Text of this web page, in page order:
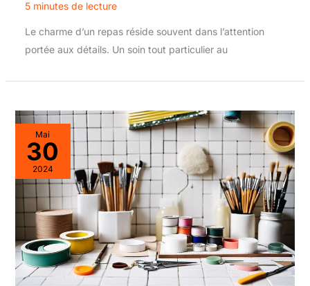
5 minutes de lecture
Le charme d’un repas réside souvent dans l’attention
portée aux détails. Un soin tout particulier au
Mai
30
2024